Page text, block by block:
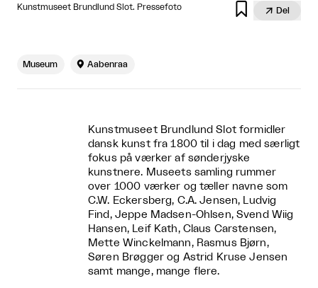
Kunstmuseet Brundlund Slot. Pressefoto   Del
Museum  Aabenraa
Kunstmuseet Brundlund Slot formidler
dansk kunst fra 1800 til i dag med særligt
fokus på værker af sønderjyske
kunstnere. Museets samling rummer
over 1000 værker og tæller navne som
C.W. Eckersberg, C.A. Jensen, Ludvig
Find, Jeppe Madsen-Ohlsen, Svend Wiig
Hansen, Leif Kath, Claus Carstensen,
Mette Winckelmann, Rasmus Bjørn,
Søren Brøgger og Astrid Kruse Jensen
samt mange, mange flere.